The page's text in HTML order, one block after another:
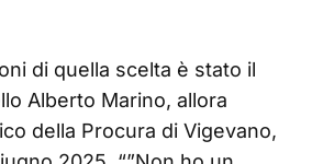
di quella scelta è stato il
Alberto Marino, allora
della Procura di Vigevano,